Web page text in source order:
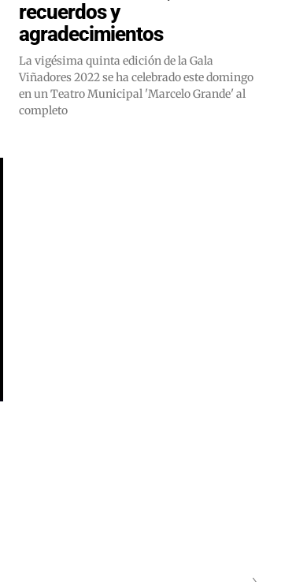
recuerdos y
agradecimientos
La vigésima quinta edición de la Gala
Viñadores 2022 se ha celebrado este domingo
en un Teatro Municipal 'Marcelo Grande' al
completo